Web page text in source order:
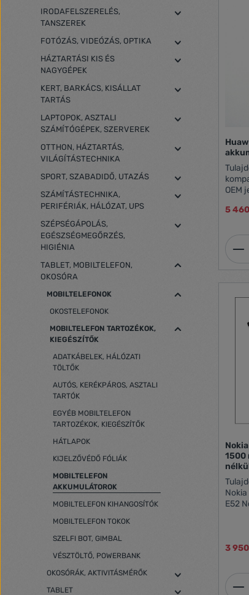
IRODAFELSZERELÉS,
TANSZEREK
FOTÓZÁS, VIDEÓZÁS, OPTIKA
HÁZTARTÁSI KIS ÉS
NAGYGÉPEK
KERT, BARKÁCS, KISÁLLAT
TARTÁS
LAPTOPOK, ASZTALI
SZÁMÍTÓGÉPEK, SZERVEREK
OTTHON, HÁZTARTÁS,
VILÁGÍTÁSTECHNIKA
SPORT, SZABADIDŐ, UTAZÁS
SZÁMÍTÁSTECHNIKA,
PERIFÉRIÁK, HÁLÓZAT, UPS
SZÉPSÉGÁPOLÁS,
EGÉSZSÉGMEGŐRZÉS,
HIGIÉNIA
TABLET, MOBILTELEFON,
OKOSÓRA
MOBILTELEFONOK
OKOSTELEFONOK
MOBILTELEFON TARTOZÉKOK,
KIEGÉSZÍTŐK
ADATKÁBELEK, HÁLÓZATI
TÖLTŐK
AUTÓS, KERÉKPÁROS, ASZTALI
TARTÓK
EGYÉB MOBILTELEFON
TARTOZÉKOK, KIEGÉSZÍTŐK
HÁTLAPOK
KIJELZŐVÉDŐ FÓLIÁK
MOBILTELEFON
AKKUMULÁTOROK
MOBILTELEFON KIHANGOSÍTÓK
MOBILTELEFON TOKOK
SZELFI BOT, GIMBAL
VÉSZTÖLTŐ, POWERBANK
OKOSÓRÁK, AKTIVITÁSMÉRŐK
TABLET
Tulajdonságok:
OEM
5
1500
E52
3